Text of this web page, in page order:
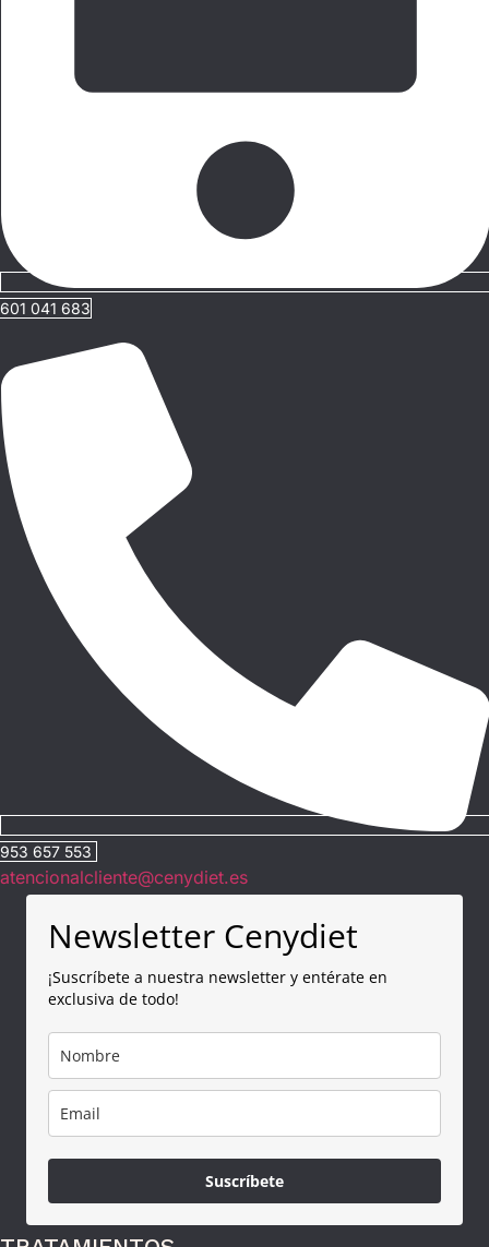
601 041 683
953 657 553
atencionalcliente@cenydiet.es
Newsletter Cenydiet
¡Suscríbete a nuestra newsletter y entérate en
exclusiva de todo!
Suscríbete